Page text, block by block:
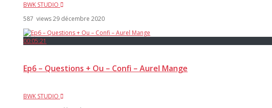
BWK STUDIO
587 views29 décembre 2020
00:05:21
Ep6 – Questions + Ou – Confi – Aurel Mange
BWK STUDIO